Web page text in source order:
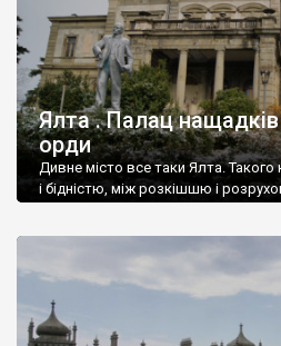
Ялта . Палац
орди
Дивне місто все таки Ялта.
і бідністю, між розкішшю і